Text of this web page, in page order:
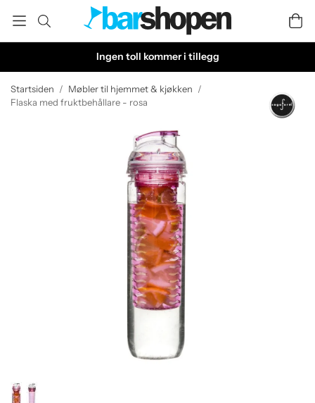
Ingen toll kommer i tillegg
Startsiden / Møbler til hjemmet & kjøkken /
Flaska med fruktbehållare - rosa